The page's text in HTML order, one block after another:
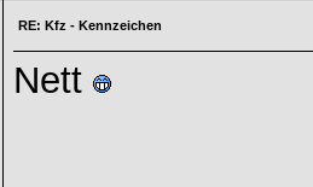
RE: Kfz - Kennzeichen
Nett